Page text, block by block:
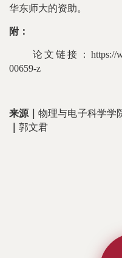
华东师大的资助。
附：
论文链接： https://
00659-z
来源｜物理与电子科学学
郭文君